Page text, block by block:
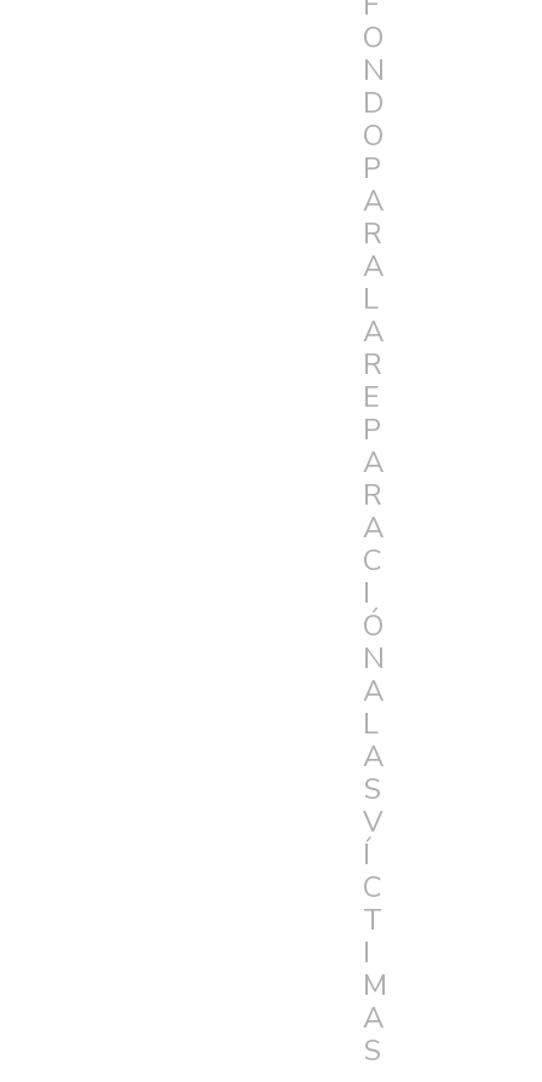
O
N
D
O
P
A
R
A
L
A
R
E
P
A
R
A
C
I
Ó
N
A
L
A
S
V
Í
C
T
I
M
A
S